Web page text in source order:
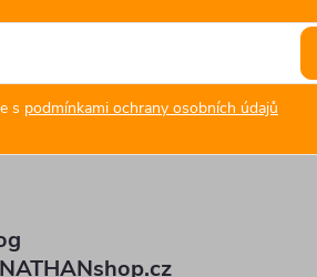
s podmínkami ochrany osobních údajů